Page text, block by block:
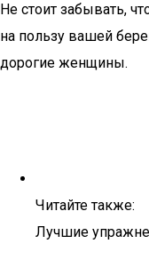
Не стоит забывать,
на пользу вашей
дорогие женщины.
Читайте также:
Лучшие